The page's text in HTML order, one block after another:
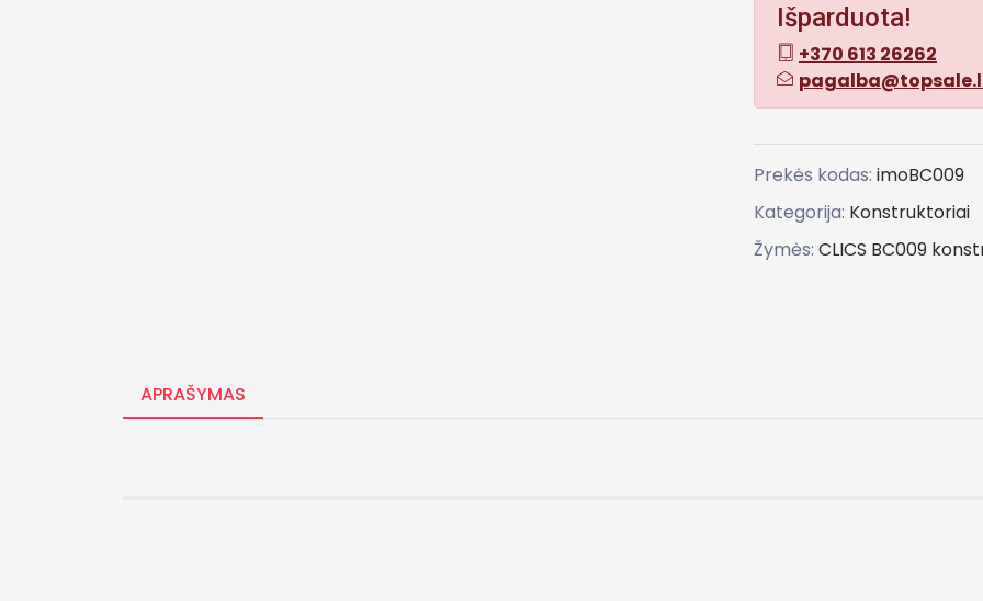
Išparduota!
+370 613 26262
Prekės kodas: imoBC009
Kategorija: Konstruktoriai
Žymės: CLICS BC009
APRAŠYMAS